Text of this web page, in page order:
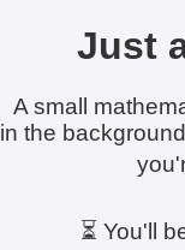
Just
A small
in the
⏳ You'll